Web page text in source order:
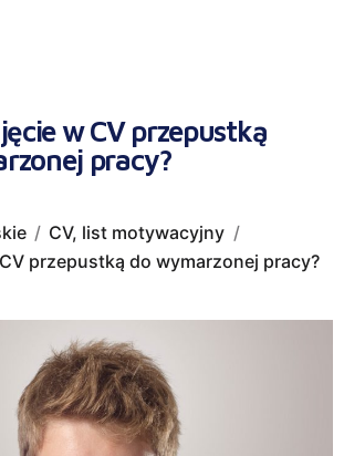
w CV przepustką
pracy?
CV, list motywacyjny
przepustką do wymarzonej pracy?